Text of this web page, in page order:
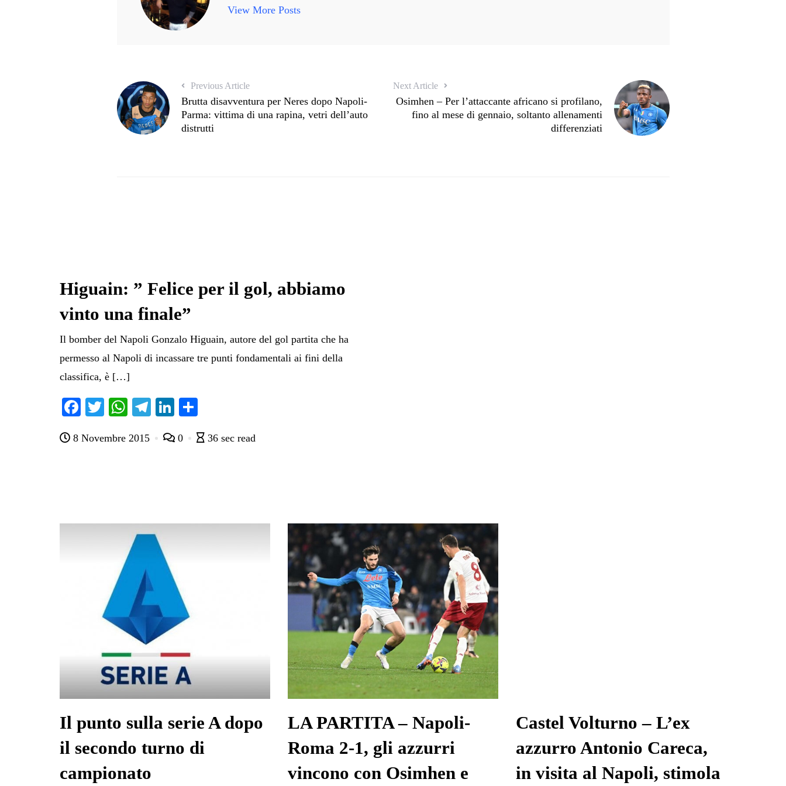
View More Posts
Previous Article
Brutta disavventura per Neres dopo Napoli-
Parma: vittima di una rapina, vetri dell’auto
distrutti
Next Article
Osimhen – Per l’attaccante africano si profilano,
fino al mese di gennaio, soltanto allenamenti
differenziati
Higuain: ” Felice per il gol, abbiamo
vinto una finale”
Il bomber del Napoli Gonzalo Higuain, autore del gol partita che ha
permesso al Napoli di incassare tre punti fondamentali ai fini della
classifica, è […]
Fa
bo
T
tte
W
ts
Te
gr
Li
ed di
8 Novembre 2015 0 36 sec read
Il punto sulla serie A dopo
il secondo turno di
campionato
LA PARTITA – Napoli-
Roma 2-1, gli azzurri
vincono con Osimhen e
Castel Volturno – L’ex
azzurro Antonio Careca,
in visita al Napoli, stimola